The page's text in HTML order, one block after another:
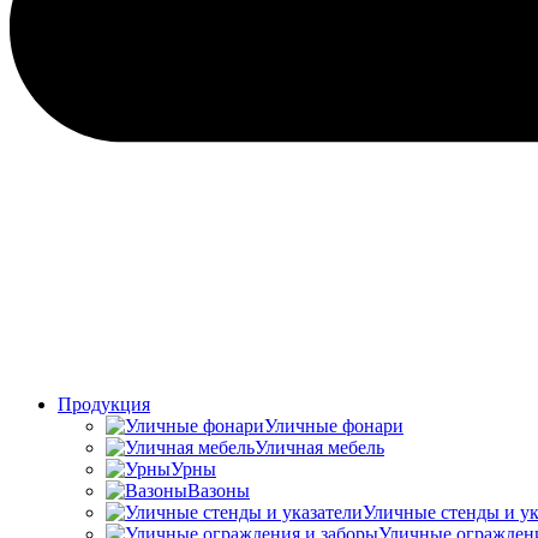
Продукция
Уличные фонари
Уличная мебель
Урны
Вазоны
Уличные стенды и
Уличные